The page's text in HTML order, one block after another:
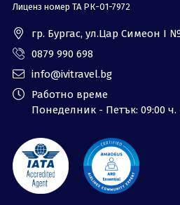
0879 990 698
Лиценз номер ТА РК-01-7972
гр. Бургас, ул.Цар Симеон I
0879 990 698
info@ivitravel.bg
Работно време
Понеделник - Петък: 09:00 ч.